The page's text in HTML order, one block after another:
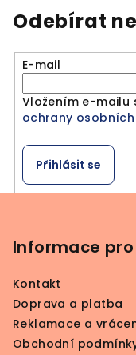
Odebírat
E-mail
Vložením e-mailu
ochrany
Přihlásit se
Informace
Kontakt
Doprava a platba
Reklamace a
Obchodní